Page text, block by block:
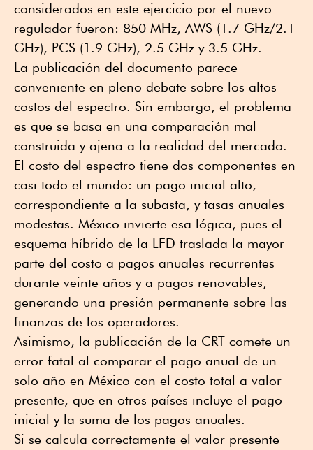
considerados en este ejercicio por el nuevo
regulador fueron: 850 MHz, AWS (1.7 GHz/2.1
GHz), PCS (1.9 GHz), 2.5 GHz y 3.5 GHz.
La publicación del documento parece
conveniente en pleno debate sobre los altos
costos del espectro. Sin embargo, el problema
es que se basa en una comparación mal
construida y ajena a la realidad del mercado.
El costo del espectro tiene dos componentes en
casi todo el mundo: un pago inicial alto,
correspondiente a la subasta, y tasas anuales
modestas. México invierte esa lógica, pues el
esquema híbrido de la LFD traslada la mayor
parte del costo a pagos anuales recurrentes
durante veinte años y a pagos renovables,
generando una presión permanente sobre las
finanzas de los operadores.
Asimismo, la publicación de la CRT comete un
error fatal al comparar el pago anual de un
solo año en México con el costo total a valor
presente, que en otros países incluye el pago
inicial y la suma de los pagos anuales.
Si se calcula correctamente el valor presente